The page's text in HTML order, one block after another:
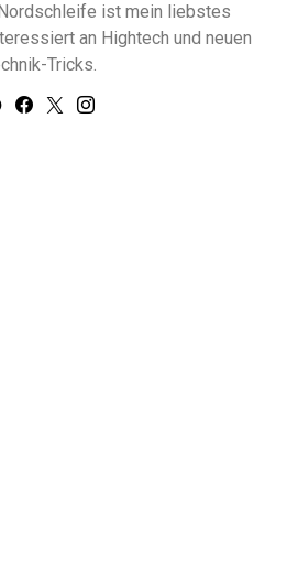
ist mein liebstes
an Hightech und neuen
Tricks.